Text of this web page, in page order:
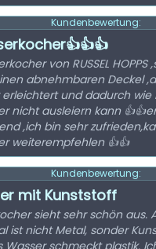
Kundenbewertung:
von RUSSEL
abnehmbaren Deckel
erleichtert und dadurch wie
nicht ausleiern kann
,ich bin sehr
weiterempfehlen 👍👍
Kundenbewertung:
mit Kunststoff
sieht sehr schön aus.
ist nicht Metal, sonder
Wasser schmeckt plastik.